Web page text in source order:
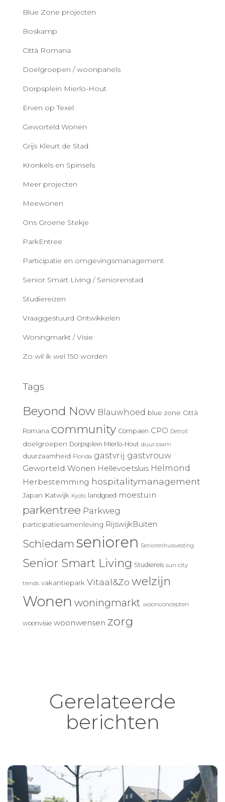
Blue Zone projecten
Boskamp
Città Romana
Doelgroepen / woonpanels
Dorpsplein Mierlo-Hout
Erven op Texel
Geworteld Wonen
Grijs Kleurt de Stad
Kronkels en Spinsels
Meer projecten
Meewonen
Ons Groene Stekje
ParkEntree
Participatie en omgevingsmanagement
Senior Smart Living / Seniorenstad
Studiereizen
Vraaggestuurd Ontwikkelen
Woningmarkt / Visie
Zo wil ik wel 150 worden
Tags
Beyond Now Blauwhoed blue zone Città
Romana community Compaen CPO Detroit
doelgroepen Dorpsplein Mierlo-Hout duurzaam
duurzaamheid Florida gastvrij gastvrouw
Geworteld Wonen Hellevoetsluis Helmond
Herbestemming hospitalitymanagement
Japan Katwijk Kyoto landgoed moestuin
parkentree Parkweg
participatiesamenleving RijswijkBuiten
Schiedam senioren Seniorenhuisvesting
Senior Smart Living Studiereis sun city
trends vakantiepark Vitaal&Zo welzijn
Wonen woningmarkt woonconcepten
woonvisie woonwensen zorg
Gerelateerde
berichten